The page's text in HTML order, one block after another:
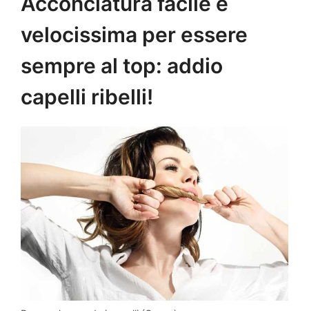
velocissima per essere
sempre al top: addio
capelli ribelli!